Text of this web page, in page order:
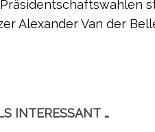
Alexander Van der
INTERESSANT …